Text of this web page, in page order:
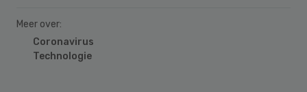
Meer over:
Coronavirus
Technologie